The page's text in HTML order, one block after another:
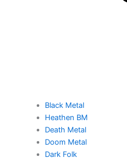
Black Metal
Heathen BM
Death Metal
Doom Metal
Dark Folk